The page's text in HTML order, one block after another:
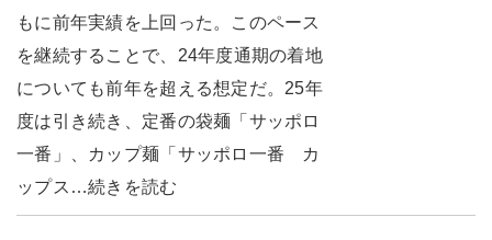
もに前年実績を上回った。このペース
を継続することで、24年度通期の着地
についても前年を超える想定だ。25年
度は引き続き、定番の袋麺「サッポロ
一番」、カップ麺「サッポロ一番 カ
ップス…続きを読む